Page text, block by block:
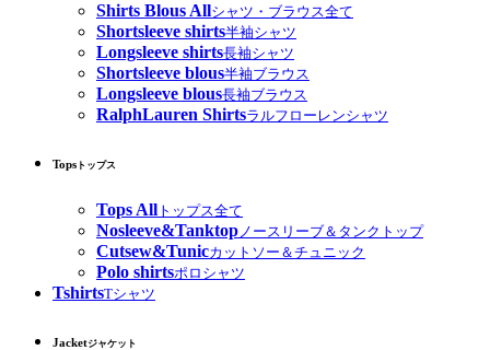
Shirts Blous Allシャツ・ブラウス全て
Shortsleeve shirts半袖シャツ
Longsleeve shirts長袖シャツ
Shortsleeve blous半袖ブラウス
Longsleeve blous長袖ブラウス
RalphLauren Shirtsラルフローレンシャツ
Tops トップス
Tops All トップス全て
Nosleeve&Tanktop ノースリーブ＆タンクトップ
Cutsew&Tunicカットソー＆チュニック
Polo shirtsポロシャツ
TshirtsTシャツ
Jacketジャケット